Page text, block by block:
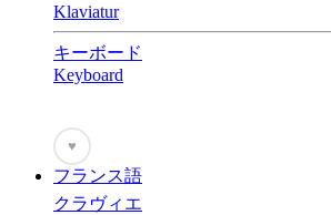
Klaviatur
キーボード
Keyboard
♥
フランス語
クラヴィエ